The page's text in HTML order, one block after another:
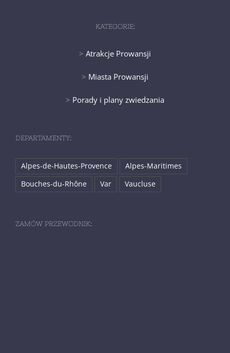
KATEGORIE:
> Atrakcje Prowansji
> Miasta Prowansji
> Porady i plany zwiedzania
DEPARTAMENTY:
Alpes-de-Hautes-Provence
Alpes-Maritimes
Bouches-du-Rhône
Var Vaucluse
ZAMÓW PRZEWODNIK: